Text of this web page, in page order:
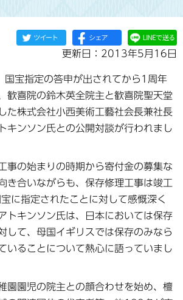
更新日：2013年5月16日
宝指定の答申が出されてから1周年
歓喜院の鈴木英全院主と歓喜院聖天堂
た株式会社小西美術工藝社会長兼社長
キンソン氏との公開対談が行われまし
事の始まりの時期から寄付金の募集な
き合いながらも、保存修理工事は竣工
に指定されたことに対して感慨深く
トキンソン氏は、日本においては保存
して、母国イギリスでは保存のみなら
いることについて熱心に語っていまし
園園児の院主との顔合わせを始め、檀